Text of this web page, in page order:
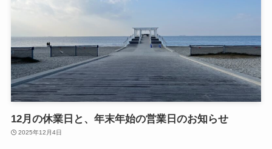
12月の休業日と、年末年始の営業日のお知らせ
2025年12月4日